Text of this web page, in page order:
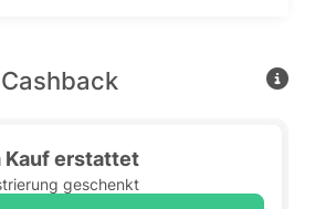
Kauf erstattet
geschenkt